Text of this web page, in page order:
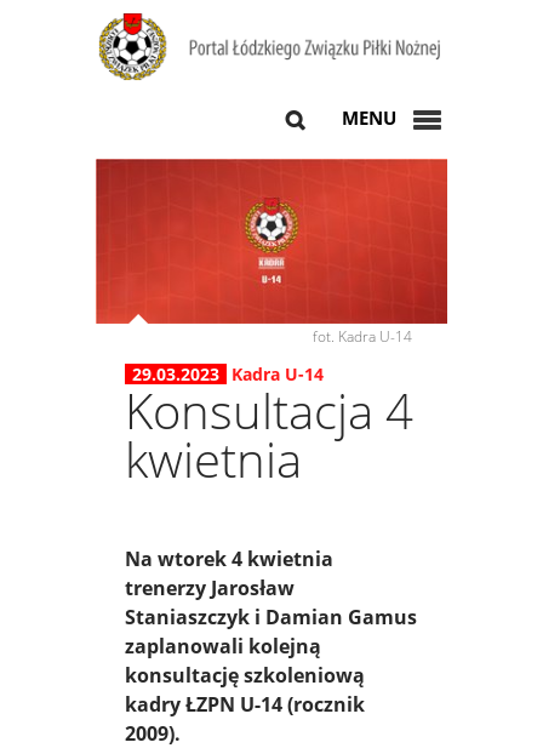
MENU
fot. Kadra U-14
29.03.2023 Kadra U-14
Konsultacja 4
kwietnia
Na wtorek 4 kwietnia
trenerzy Jarosław
Staniaszczyk i Damian Gamus
zaplanowali kolejną
konsultację szkoleniową
kadry ŁZPN U-14 (rocznik
2009).